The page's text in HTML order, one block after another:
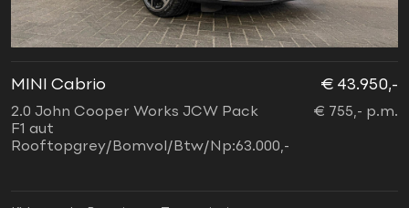
MINI Cabrio
2.0 John Cooper Works JCW Pack
F1 aut
Rooftopgrey/Bomvol/Btw/Np:63.000,-
€ 43.950,-
€ 755,- p.m.